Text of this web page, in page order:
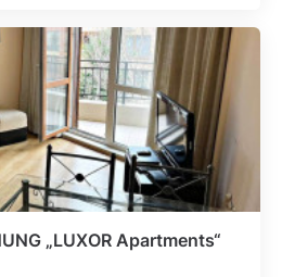
„LUXOR Apartments“